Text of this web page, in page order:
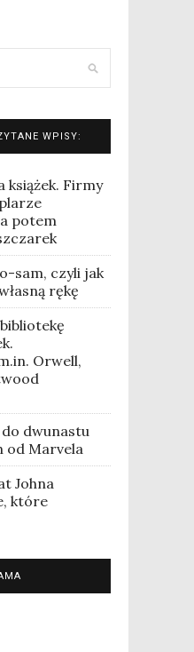
WPISY:
książek. Firmy
potem
sam, czyli jak
rękę
Orwell,
dwunastu
od Marvela
Johna
które